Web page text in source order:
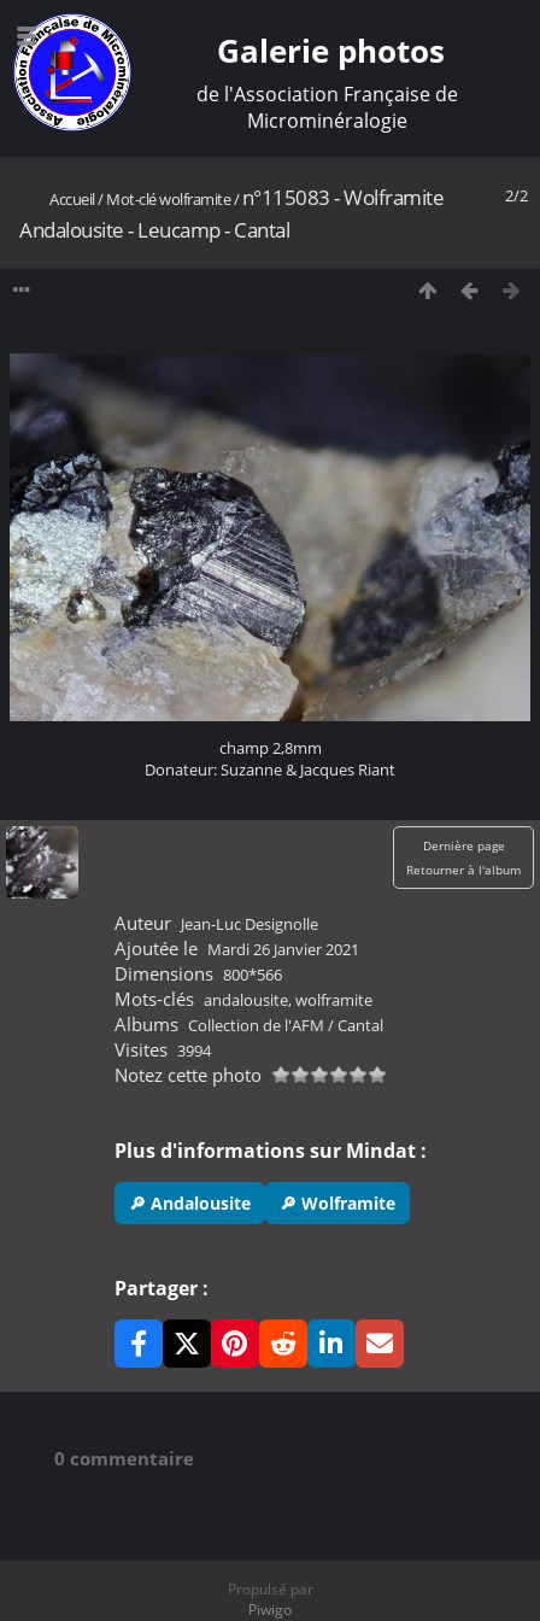
Galerie photos
de l'Association Française de
Microminéralogie
2/2
Accueil/Mot-cléwolframite/n°115083 - Wolframite
Andalousite - Leucamp - Cantal
champ 2,8mm
Donateur: Suzanne & Jacques Riant
Dernière page
Retourner à l'album
Auteur Jean-Luc Designolle
Ajoutée le Mardi 26 Janvier 2021
Dimensions 800*566
Mots-clés andalousite,wolframite
Albums Collection de l'AFM /Cantal
Visites 3994
Notez cette photo
Plus d'informations sur Mindat :
🔎 Andalousite 🔎 Wolframite
Partager :
0 commentaire
Propulsé par
Piwigo